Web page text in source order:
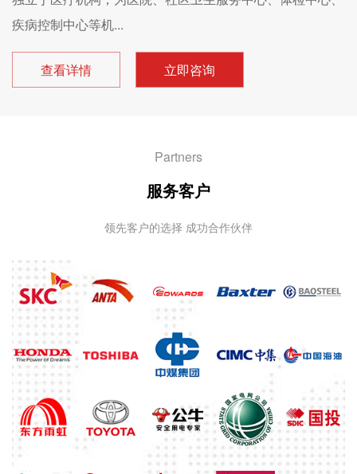
疾病控制中心等机...
查看详情 立即咨询
Partners
服务客户
领先客户的选择 成功合作伙伴